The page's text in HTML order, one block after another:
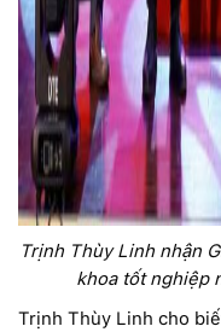
Trịnh Thùy Linh nhận
khoa tốt nghiệp
Trịnh Thùy Linh cho